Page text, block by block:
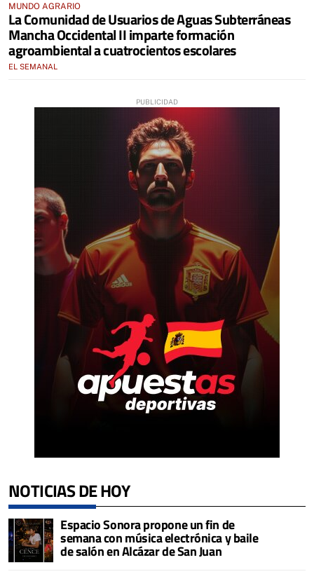
MUNDO AGRARIO
La Comunidad de Usuarios de Aguas Subterráneas
Mancha Occidental II imparte formación
agroambiental a cuatrocientos escolares
EL SEMANAL
NOTICIAS DE HOY
Espacio Sonora propone un fin de
semana con música electrónica y baile
de salón en Alcázar de San Juan